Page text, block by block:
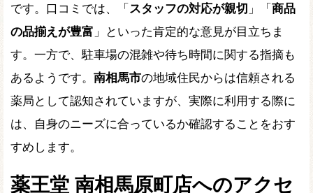
です。口コミでは、「スタッフの対応が親切 」「商品
の品揃えが豊富 」といった肯定的な意見が目立ちま
す。一方で、駐車場の混雑や待ち時間に関する指摘も
あるようです。 南相馬市の地域住民からは信頼される
薬局として認知されていますが、実際に利用する際に
は、自身のニーズに合っているか確認することをおす
すめします。
薬王堂 南相馬原町店へのアクセ